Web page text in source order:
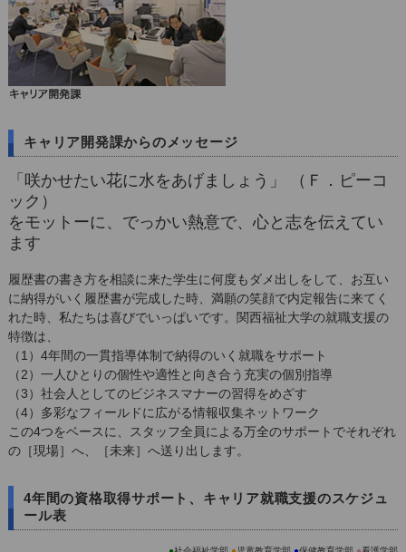
キャリア開発課からのメッセージ
「咲かせたい花に水をあげましょう」 （Ｆ．ピーコ
ック）
をモットーに、でっかい熱意で、心と志を伝えてい
ます
履歴書の書き方を相談に来た学生に何度もダメ出しをして、お互い
に納得がいく履歴書が完成した時、満願の笑顔で内定報告に来てく
れた時、私たちは喜びでいっぱいです。関西福祉大学の就職支援の
特徴は、
（1）4年間の一貫指導体制で納得のいく就職をサポート
（2）一人ひとりの個性や適性と向き合う充実の個別指導
（3）社会人としてのビジネスマナーの習得をめざす
（4）多彩なフィールドに広がる情報収集ネットワーク
この4つをベースに、スタッフ全員による万全のサポートでそれぞれ
の［現場］へ、［未来］へ送り出します。
4年間の資格取得サポート、キャリア就職支援のスケジュ
ール表